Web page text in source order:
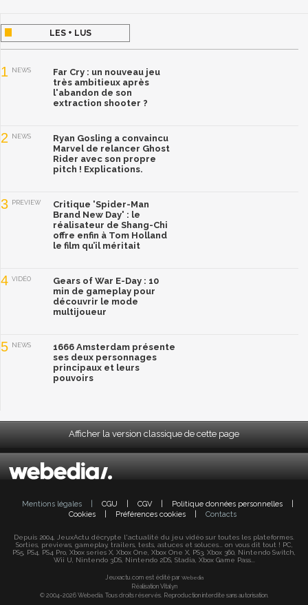
LES + LUS
1 NEWS
Far Cry : un nouveau jeu
très ambitieux après
l'abandon de son
extraction shooter ?
2 NEWS
Ryan Gosling a convaincu
Marvel de relancer Ghost
Rider avec son propre
pitch ! Explications.
3 PREVIEW
Critique 'Spider-Man
Brand New Day' : le
réalisateur de Shang-Chi
offre enfin à Tom Holland
le film qu’il méritait
4 VIDÉO
Gears of War E-Day : 10
min de gameplay pour
découvrir le mode
multijoueur
5 NEWS
1666 Amsterdam présente
ses deux personnages
principaux et leurs
pouvoirs
Afficher la version classique de cette page
Mentions légales CGU CGV Politique données personnelles
Cookies
Préférences cookies Contacts
Depuis 2004, JeuxActu décrypte l'actualité du jeu vidéo sur toutes les plateformes.
Sorties, previews, gameplay, trailers, tests, astuces et soluces... on vous dit tout ! PC,
PS5, PS4, PS4 Pro, Xbox series X, Xbox One, Xbox One X, PS3, Xbox 360, Nintendo Switch,
Wii U, Nintendo 3DS, Nintendo 2DS, Stadia, Xbox Game Pass...
Jeuxactu.com est édité par Webedia
Réalisation Vitalyn
© 2004-2026 Webedia. Tous droits réservés. Reproduction interdite sans autorisation.